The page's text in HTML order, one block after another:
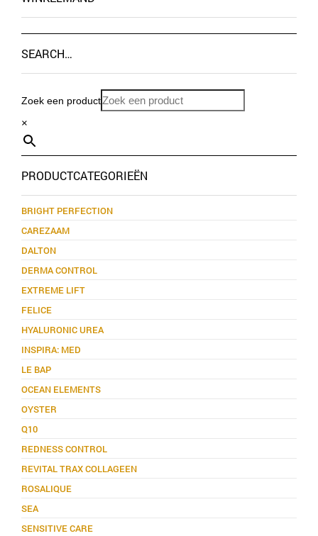
SEARCH…
Zoek een product
×
PRODUCTCATEGORIEËN
BRIGHT PERFECTION
CAREZAAM
DALTON
DERMA CONTROL
EXTREME LIFT
FELICE
HYALURONIC UREA
INSPIRA: MED
LE BAP
OCEAN ELEMENTS
OYSTER
Q10
REDNESS CONTROL
REVITAL TRAX COLLAGEEN
ROSALIQUE
SEA
SENSITIVE CARE